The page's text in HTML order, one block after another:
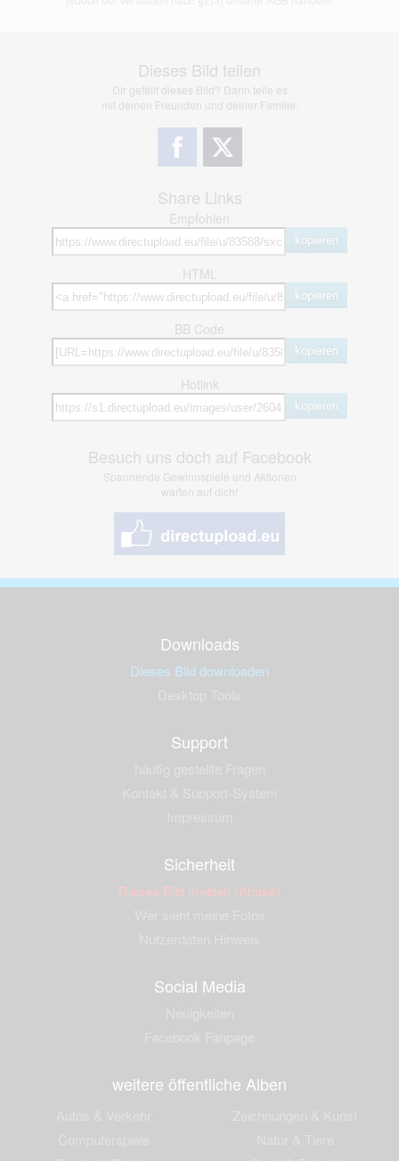
Dieses Bild teilen
Dir gefällt dieses Bild? Dann teile es
mit deinen Freunden und deiner Familie.
Share Links
Empfohlen
kopieren
HTML
kopieren
BB Code
kopieren
Hotlink
kopieren
Besuch uns doch auf Facebook
Spannende Gewinnspiele und Aktionen
warten auf dich!
Downloads
Dieses Bild downloaden
Support
Sicherheit
Dieses Bild melden (Abuse)
Social Media
weitere öffentliche Alben